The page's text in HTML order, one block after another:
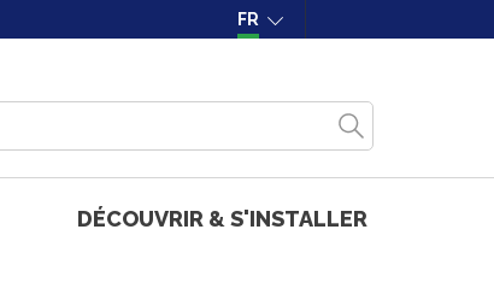
FR
DÉCOUVRIR & S'INSTALLER